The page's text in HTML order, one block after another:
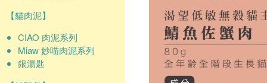
【貓肉泥】
CIAO 肉泥系列
Miaw 妙喵肉泥系列
銀湯匙